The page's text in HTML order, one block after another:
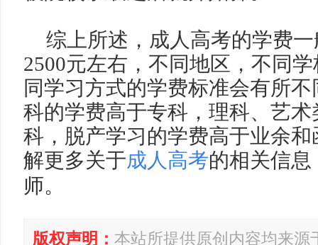
综上所述， 成人高考的学费
2500元左右，不同地区，不同
同学习方式的学费标准会有所
科的学费高于专科，理科、艺
科，脱产学习的学费高于业余和
解更多关于成人高考的相关信
师。
版权声明： 本站所提供原创内容均来源